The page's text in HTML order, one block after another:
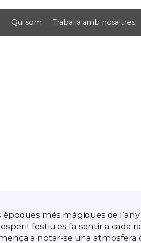
Qui som Traballa amb nosaltres
èpoques més màgiques de
festiu es fa sentir a cada
a notar-se una atmosfera